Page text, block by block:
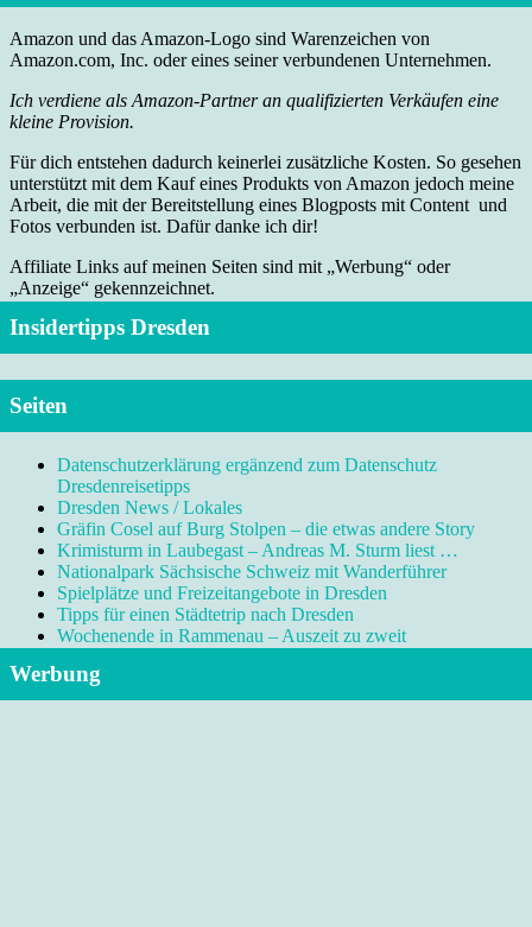
Amazon und das Amazon-Logo sind Warenzeichen von
Amazon.com, Inc. oder eines seiner verbundenen Unternehmen.
Ich verdiene als Amazon-Partner an qualifizierten Verkäufen eine
kleine Provision.
Für dich entstehen dadurch keinerlei zusätzliche Kosten. So gesehen
unterstützt mit dem Kauf eines Produkts von Amazon jedoch meine
Arbeit, die mit der Bereitstellung eines Blogposts mit Content und
Fotos verbunden ist. Dafür danke ich dir!
Affiliate Links auf meinen Seiten sind mit „Werbung“ oder
„Anzeige“ gekennzeichnet.
Insidertipps Dresden
Seiten
Datenschutzerklärung ergänzend zum Datenschutz
Dresdenreisetipps
Dresden News / Lokales
Gräfin Cosel auf Burg Stolpen – die etwas andere Story
Krimisturm in Laubegast – Andreas M. Sturm liest …
Nationalpark Sächsische Schweiz mit Wanderführer
Spielplätze und Freizeitangebote in Dresden
Tipps für einen Städtetrip nach Dresden
Wochenende in Rammenau – Auszeit zu zweit
Werbung